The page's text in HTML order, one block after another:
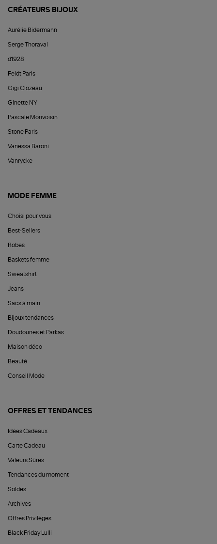
CRÉATEURS BIJOUX
Aurélie Bidermann
Serge Thoraval
d1928
Feidt Paris
Gigi Clozeau
Ginette NY
Pascale Monvoisin
Stone Paris
Vanessa Baroni
Vanrycke
MODE FEMME
Choisi pour vous
Best-Sellers
Robes
Baskets femme
Sweatshirt
Jeans
Sacs à main
Bijoux tendances
Doudounes et Parkas
Maison déco
Beauté
Conseil Mode
OFFRES ET TENDANCES
Idées Cadeaux
Carte Cadeau
Valeurs Sûres
Tendances du moment
Soldes
Archives
Offres Privilèges
Black Friday Lulli